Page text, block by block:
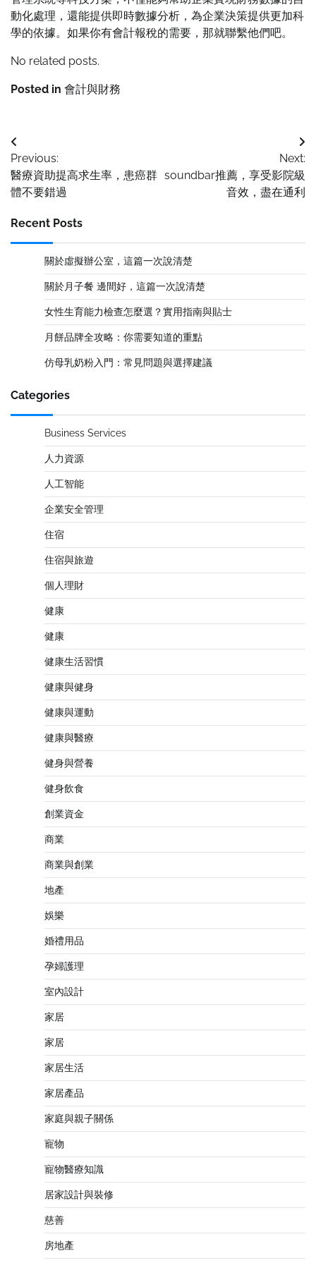
動化處理，還能提供即時數據分析，為企業決策提供更加科
學的依據。如果你有會計報稅的需要，那就聯繫他們吧。
No related posts.
Posted in 會計與財務
Post
navigation
Previous:
醫療資助提高求生率，患癌群
體不要錯過
Next:
soundbar推薦，享受影院級
音效，盡在通利
Recent Posts
關於虛擬辦公室，這篇一次說清楚
關於月子餐 邊間好，這篇一次說清楚
女性生育能力檢查怎麼選？實用指南與貼士
月餅品牌全攻略：你需要知道的重點
仿母乳奶粉入門：常見問題與選擇建議
Categories
Business Services
人力資源
人工智能
企業安全管理
住宿
住宿與旅遊
個人理財
健康
健康
健康生活習慣
健康與健身
健康與運動
健康與醫療
健身與營養
健身飲食
創業資金
商業
商業與創業
地產
娛樂
婚禮用品
孕婦護理
室內設計
家居
家居
家居生活
家居產品
家庭與親子關係
寵物
寵物醫療知識
居家設計與裝修
慈善
房地產